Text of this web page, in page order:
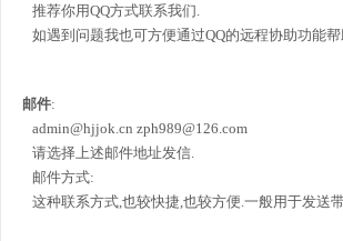
推荐你用QQ方式联系我们.
如遇到问题我也可方便通过QQ的远程协助功能
邮件:
admin@hjjok.cn zph989@126.com
请选择上述邮件地址发信.
邮件方式:
这种联系方式,也较快捷,也较方便.一般用于发送